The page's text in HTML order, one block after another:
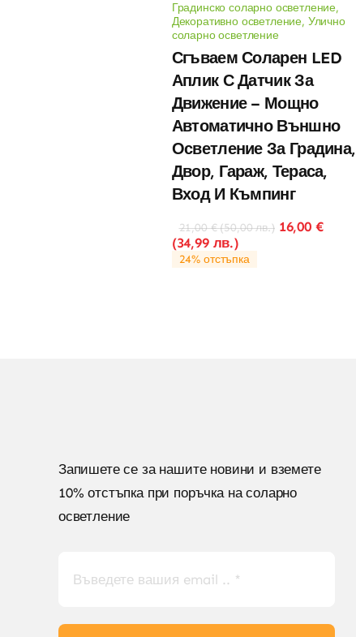
Градинско соларно осветление,
Декоративно осветление, Улично
соларно осветление
Сгъваем Соларен LED
Аплик С Датчик За
Движение – Мощно
Автоматично Външно
Осветление За Градина,
Двор, Гараж, Тераса,
Вход И Къмпинг
21,00€ (50,00лв.) 16,00 €
(34,99 лв.)
24% отстъпка
Запишете се за нашите новини и вземете
10% отстъпка при поръчка на соларно
осветление